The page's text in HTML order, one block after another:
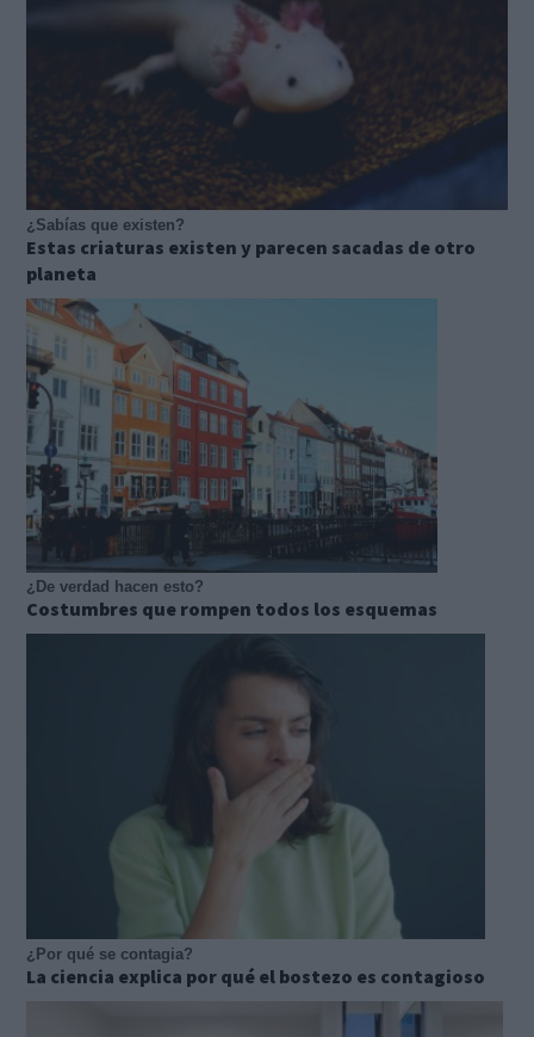
¿Sabías que existen?
Estas criaturas existen y parecen sacadas de otro
planeta
¿De verdad hacen esto?
Costumbres que rompen todos los esquemas
¿Por qué se contagia?
La ciencia explica por qué el bostezo es contagioso